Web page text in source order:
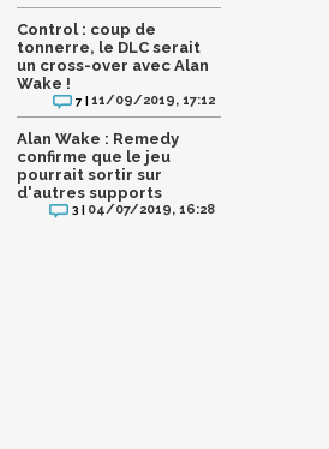
Control : coup de
tonnerre, le DLC serait
un cross-over avec Alan
Wake !
7 |11/09/2019, 17:12
Alan Wake : Remedy
confirme que le jeu
pourrait sortir sur
d'autres supports
3 | 04/07/2019, 16:28